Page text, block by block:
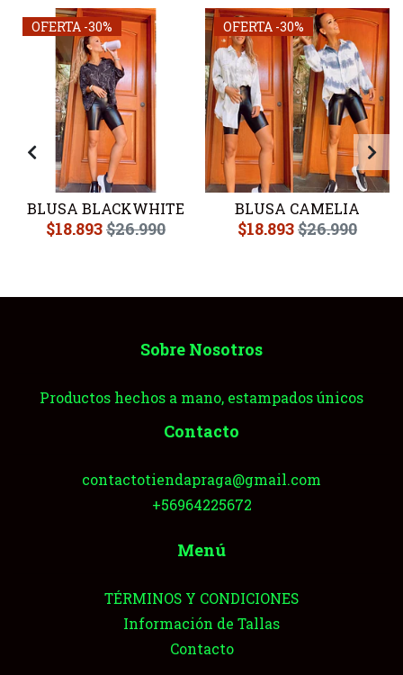
OFERTA -30%
BLUSA BLACKWHITE
$18.893$26.990
OFERTA -30%
BLUSA CAMELIA
$18.893$26.990
Sobre Nosotros
Productos hechos a mano, estampados únicos
Contacto
contactotiendapraga@gmail.com
+56964225672
Menú
TÉRMINOS Y CONDICIONES
Información de Tallas
Contacto